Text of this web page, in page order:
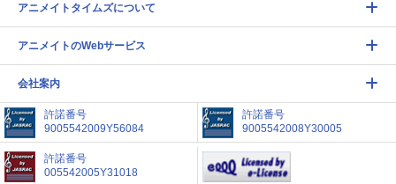
アニメイトタイムズについて
アニメイトのWebサービス
会社案内
許諾番号
9005542009Y56084
許諾番号
9005542008Y30005
許諾番号
005542005Y31018